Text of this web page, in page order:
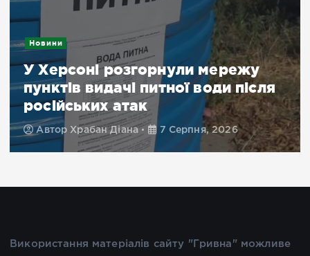
Новини
У Херсоні розгорнули мережу
пунктів видачі питної води після
російських атак
Автор Храбан Діана 7 Серпня, 2026
Використання матеріалів сайту "Гривна" можливе